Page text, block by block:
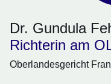
Dr. Gundula
Richterin am
Oberlandesgericht